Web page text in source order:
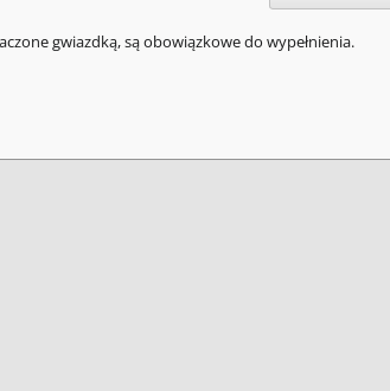
gwiazdką, są obowiązkowe do wypełnienia.